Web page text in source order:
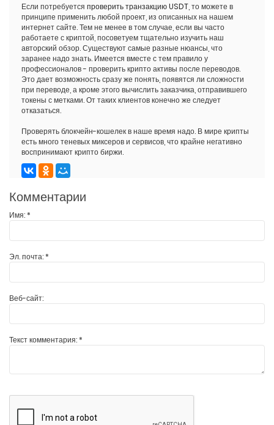
Если потребуется проверить транзакцию USDT , то можете в
принципе применить любой проект, из описанных на нашем
интернет сайте. Тем не менее в том случае, если вы часто
работаете с криптой, посоветуем тщательно изучить наш
авторский обзор. Существуют самые разные нюансы, что
заранее надо знать. Имеется вместе с тем правило у
профессионалов - проверить крипто активы после переводов.
Это дает возможность сразу же понять, появятся ли сложности
при переводе, а кроме этого вычислить заказчика, отправившего
токены с метками. От таких клиентов конечно же следует
отказаться.
Проверять блокчейн-кошелек в наше время надо. В мире крипты
есть много теневых миксеров и сервисов, что крайне негативно
воспринимают крипто биржи.
Комментарии
Имя:*
Эл. почта:*
Веб-сайт:
Текст комментария:*